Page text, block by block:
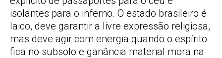
isolantes para o inferno. O estado brasileiro é
laico, deve garantir a livre expressão religiosa,
mas deve agir com energia quando o espírito
fica no subsolo e ganância material mora na